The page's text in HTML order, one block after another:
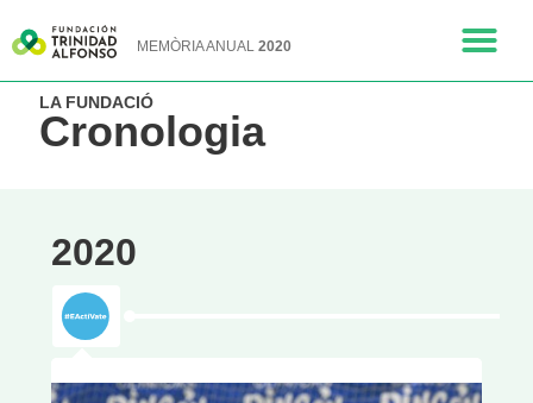
MEMÒRIA ANUAL 2020
LA FUNDACIÓ
Cronologia
2020